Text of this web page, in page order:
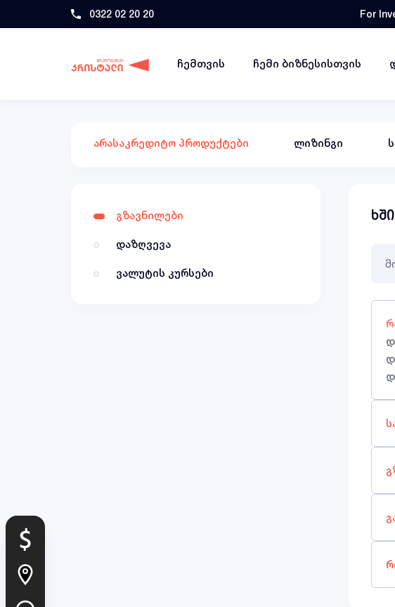
0322 02 20 20 For
ჩემთვის ჩემი ბიზნესისთვის
არასაკრედიტო პროდუქტები ლიზინგი
გზავნილები
დაზღვევა
ვალუტის კურსები